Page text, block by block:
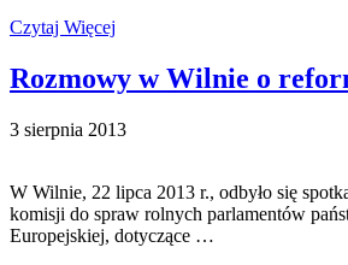
Czytaj Więcej
Rozmowy w Wilnie o
3 sierpnia 2013
W Wilnie, 22 lipca 2013 r., odbyło się
komisji do spraw rolnych parlamentów
Europejskiej, dotyczące …